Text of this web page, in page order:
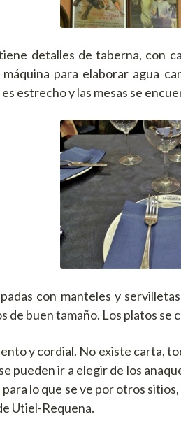
detalles de taberna, con
para elaborar agua
estrecho y las mesas se
con manteles y
de buen tamaño. Los platos
y cordial. No existe carta,
pueden ir a elegir de los
lo que se ve por otros
Utiel-Requena.